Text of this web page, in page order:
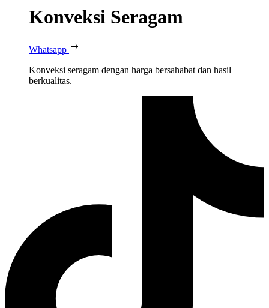
Konveksi Seragam
Whatsapp
Konveksi seragam dengan harga bersahabat dan hasil
berkualitas.